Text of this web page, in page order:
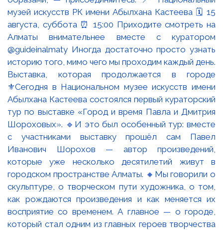
Выставка, которая продолжается в городе
⚜️Сегодня в Национальном музее искусств имени
Абылхана Кастеева состоялся первый кураторский
тур по выставке «Город и время Павла и Дмитрия
Шороховых». 🔹И это был особенный тур: вместе
с участниками выставку прошёл сам Павел
Иванович Шорохов — автор произведений,
которые уже несколько десятилетий живут в
городском пространстве Алматы. 🔸Мы говорили о
скульптуре, о творческом пути художника, о том,
как рождаются произведения и как меняется их
восприятие со временем. А главное — о городе,
который стал одним из главных героев творчества